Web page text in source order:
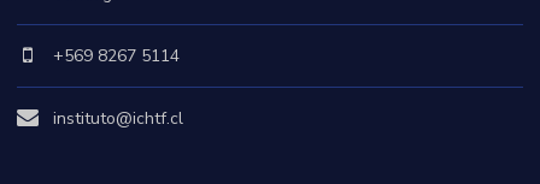
+569 8267 5114
instituto@ichtf.cl